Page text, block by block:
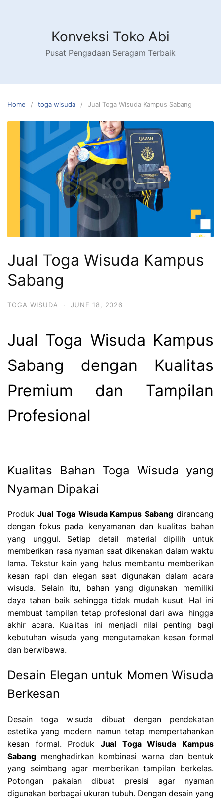
Konveksi Toko Abi
Pusat Pengadaan Seragam Terbaik
Home toga wisuda Jual Toga Wisuda Kampus Sabang
Jual Toga Wisuda Kampus
Sabang
TOGA WISUDA · JUNE 18, 2026
Jual Toga Wisuda Kampus
Sabang dengan Kualitas
Premium dan Tampilan
Profesional
Kualitas Bahan Toga Wisuda yang
Nyaman Dipakai
Produk Jual Toga Wisuda Kampus Sabang dirancang
dengan fokus pada kenyamanan dan kualitas bahan
yang unggul. Setiap detail material dipilih untuk
memberikan rasa nyaman saat dikenakan dalam waktu
lama. Tekstur kain yang halus membantu memberikan
kesan rapi dan elegan saat digunakan dalam acara
wisuda. Selain itu, bahan yang digunakan memiliki
daya tahan baik sehingga tidak mudah kusut. Hal ini
membuat tampilan tetap profesional dari awal hingga
akhir acara. Kualitas ini menjadi nilai penting bagi
kebutuhan wisuda yang mengutamakan kesan formal
dan berwibawa.
Desain Elegan untuk Momen Wisuda
Berkesan
Desain toga wisuda dibuat dengan pendekatan
estetika yang modern namun tetap mempertahankan
kesan formal. Produk Jual Toga Wisuda Kampus
Sabang menghadirkan kombinasi warna dan bentuk
yang seimbang agar memberikan tampilan berkelas.
Potongan pakaian dibuat presisi agar nyaman
digunakan berbagai ukuran tubuh. Dengan desain yang